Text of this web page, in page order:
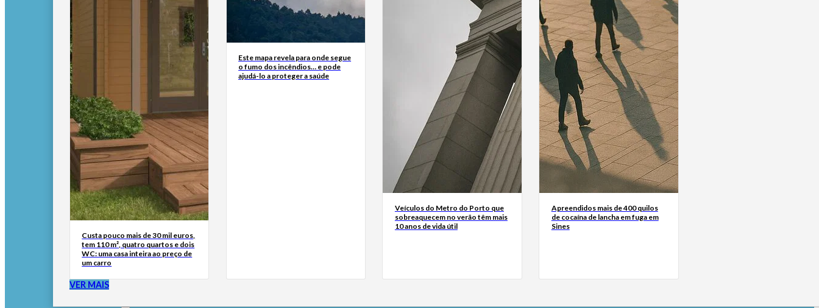
Custa pouco mais de 30 mil euros,
tem 110 m², quatro quartos e dois
WC: uma casa inteira ao preço de
um carro
Este mapa revela para onde segue
o fumo dos incêndios… e pode
ajudá-lo a proteger a saúde
Veículos do Metro do Porto que
sobreaquecem no verão têm mais
10 anos de vida útil
Apreendidos mais de 400 quilos
de cocaína de lancha em fuga em
Sines
VER MAIS